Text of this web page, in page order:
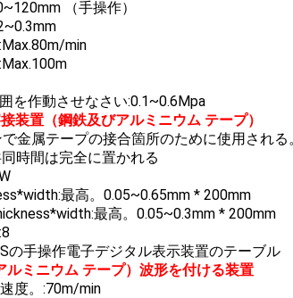
（手操作）
min
を作動させなさい:0.1~0.6Mpa
装置（鋼鉄及びアルミニウム テープ）
金属テープの接合箇所のために使用される
時間は完全に置かれる
最高。0.05~0.65mm * 200mm
最高。0.05~0.3mm * 200mm
の手操作電子デジタル表示装置のテーブル
ミニウム テープ）波形を付ける装置
度。:70m/min